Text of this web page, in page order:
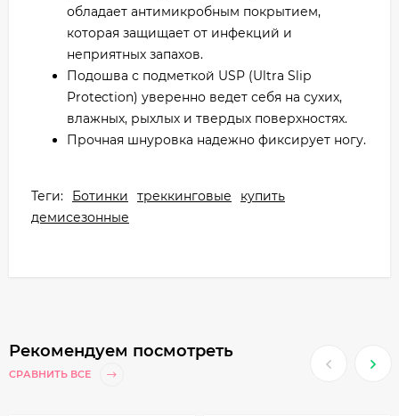
обладает антимикробным покрытием,
которая защищает от инфекций и
неприятных запахов.
Подошва с подметкой USP (Ultra Slip
Protection) уверенно ведет себя на сухих,
влажных, рыхлых и твердых поверхностях.
Прочная шнуровка надежно фиксирует ногу.
Теги: Ботинки треккинговые
купить
демисезонные
Рекомендуем посмотреть
СРАВНИТЬ ВСЕ